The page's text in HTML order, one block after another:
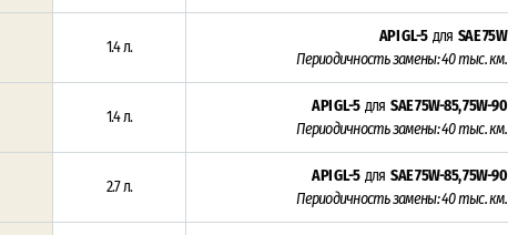
1.4 л.
API GL-5 для SAE 75W
Периодичность замены: 40 тыс. км.
1.4 л.
API GL-5 для SAE 75W-85, 75W-90
Периодичность замены: 40 тыс. км.
2.7 л.
API GL-5 для SAE 75W-85, 75W-90
Периодичность замены: 40 тыс. км.